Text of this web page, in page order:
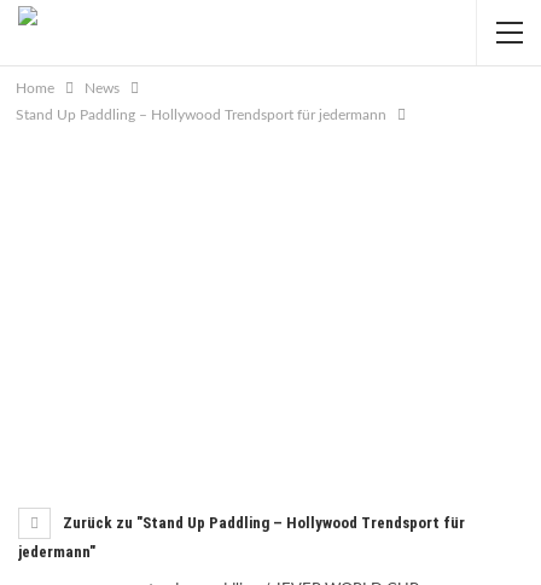
Home
News
Stand Up Paddling – Hollywood Trendsport für jedermann
Zurück zu "Stand Up Paddling – Hollywood Trendsport für
jedermann"